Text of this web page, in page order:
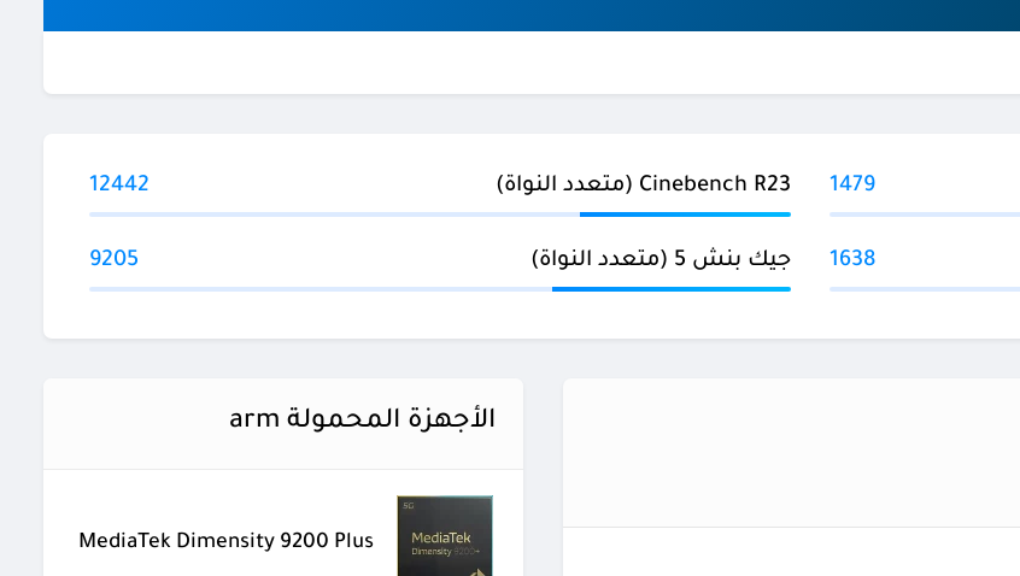
1479 Cinebench R23 (متعدد النواة) 12442
1638 جيك بنش 5 (متعدد النواة) 9205
الأجهزة المحمولة arm
MediaTek Dimensity 9200 Plus